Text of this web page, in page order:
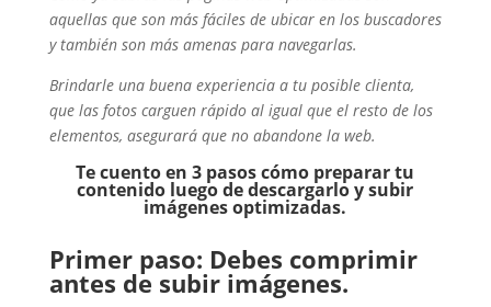
aquellas que son más fáciles de ubicar en los buscadores
y también son más amenas para navegarlas.
Brindarle una buena experiencia a tu posible clienta,
que las fotos carguen rápido al igual que el resto de los
elementos, asegurará que no abandone la web.
Te cuento en 3 pasos cómo preparar tu
contenido luego de descargarlo y subir
imágenes optimizadas.
Primer paso: Debes comprimir
antes de subir imágenes.